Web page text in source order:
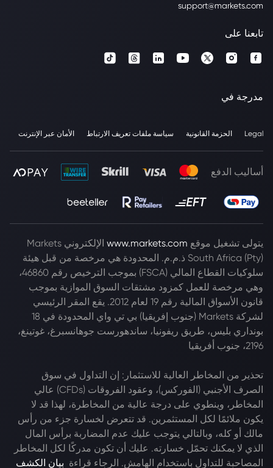
support@markets.com
تابعنا على
مدرجة في
Legal الحزمة القانونية سياسة ملفات تعريف الارتباط الأمان عبر الإنترنت
أساليب الدفع
يتولى تشغيل موقع www.markets.com
الإلكتروني Markets
South Africa (Pty) ذ.م.م. المحدودة هي مرخصة من قبل هيئة
سلوكيات القطاع المالي (FSCA) بموجب الترخيص رقم 46860،
وهي مرخصة للعمل كمزود مشتقات السوق الموازية بموجب
قانون الأسواق المالية رقم 19 لعام 2012. يقع المقر الرئيسي
لشركة Markets (جنوب إفريقيا) بي تي واي المحدودة في 18
بونداري بليس، طريق ريفونيا، ساندهورست جوهانسبرغ، غوتينغ،
2196، جنوب أفريقيا
تحذير من المخاطر العالية للاستثمار: إن التداول في سوق
الصرف الأجنبي (الفوركس)، وعقود الفروقات (CFDs) عالي
المخاطر، وينطوي على درجة عالية من المخاطرة، لهذا قد لا
يكون ملائمًا لكل المستثمرين. قد تتعرض لخسارة جزء من رأس
مالك أو كله، وبالتالي يتوجب عليك عدم المضاربة برأس المال
الذي لا يمكنك تحمّل خسارته. عليك أن تكون مدركًا لكل المخاطر
المصاحبة للتداول باستخدام الهامش. الرجاء قراءة بيان الكشف